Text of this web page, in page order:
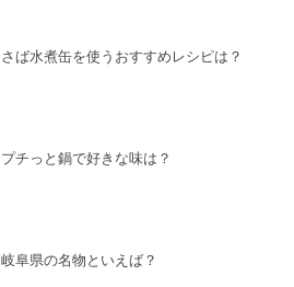
さば水煮缶を使うおすすめレシピは？
プチっと鍋で好きな味は？
岐阜県の名物といえば？